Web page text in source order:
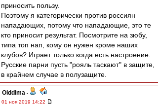
приносить пользу.
Поэтому я категорически против россиян
нападающих, потому что нападающие, это те
кто приносит результат. Посмотрите на зюбу,
типа топ нап, кому он нужен кроме наших
клубов? Играет только когда есть настроение.
Русские парни пусть "рояль таскают" в защите,
в крайнем случае в полузащите.
Olddima -
01 ноя 2019 14:22